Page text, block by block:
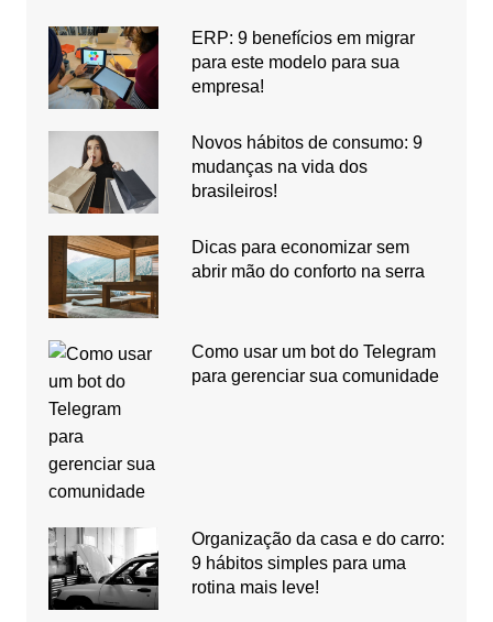
ERP: 9 benefícios em migrar
para este modelo para sua
empresa!
Novos hábitos de consumo: 9
mudanças na vida dos
brasileiros!
Dicas para economizar sem
abrir mão do conforto na serra
Como usar um bot do Telegram
para gerenciar sua comunidade
Organização da casa e do carro:
9 hábitos simples para uma
rotina mais leve!